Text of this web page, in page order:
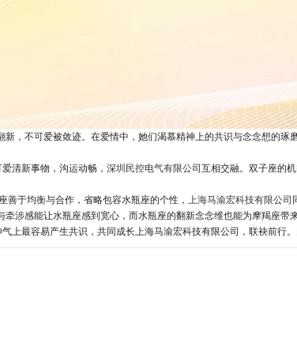
，不可爱被敛迹。在爱情中，她们渴慕精神上的共识与念念想的琢
清新事物，沟运动畅， 深圳民控电气有限公司 互相交融。双子座的
善于均衡与合作，省略包容水瓶座的个性， 上海马渝宏科技有限公司
涉感能让水瓶座感到宽心，而水瓶座的翻新念念维也能为摩羯座带来
最容易产生共识，共同成长上海马渝宏科技有限公司，联袂前行